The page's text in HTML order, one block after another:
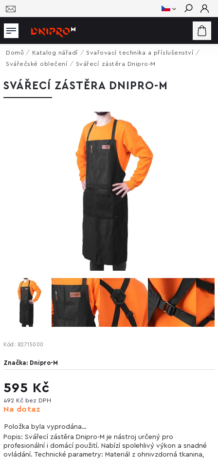
Hledat
Domů / Katalog nářadí / Svařovací technika a příslušenství /
Svářečské oblečení / Svářecí zástěra Dnipro-M
SVÁŘECÍ ZÁSTĚRA DNIPRO-M
Kód: 82715000
Značka: Dnipro-M
595 Kč
492 Kč bez DPH
Na dotaz
Položka byla vyprodána…
Popis: Svářecí zástěra Dnipro-M je nástroj určený pro
profesionální i domácí použití. Nabízí spolehlivý výkon a snadné
ovládání. Technické parametry: Materiál z ohnivzdorná tkanina,